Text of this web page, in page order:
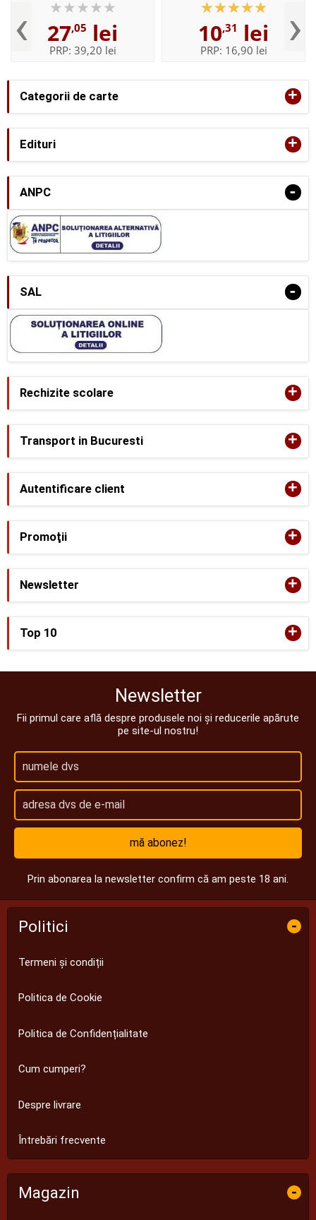
Categorii de carte +
Edituri +
ANPC -
SAL -
‹ 27,05 lei
PRP: 39,20 lei
10,31 lei
PRP: 16,90 lei ›
Rechizite scolare +
Transport in Bucuresti +
Autentificare client +
Promoţii +
Newsletter +
Top 10 +
Newsletter
Fii primul care află despre produsele noi și reducerile apărute
pe site-ul nostru!
mă abonez!
Prin abonarea la newsletter confirm că am peste 18 ani.
Politici -
Termeni și condiții
Politica de Cookie
Politica de Confidențialitate
Cum cumperi?
Despre livrare
Întrebări frecvente
Magazin -